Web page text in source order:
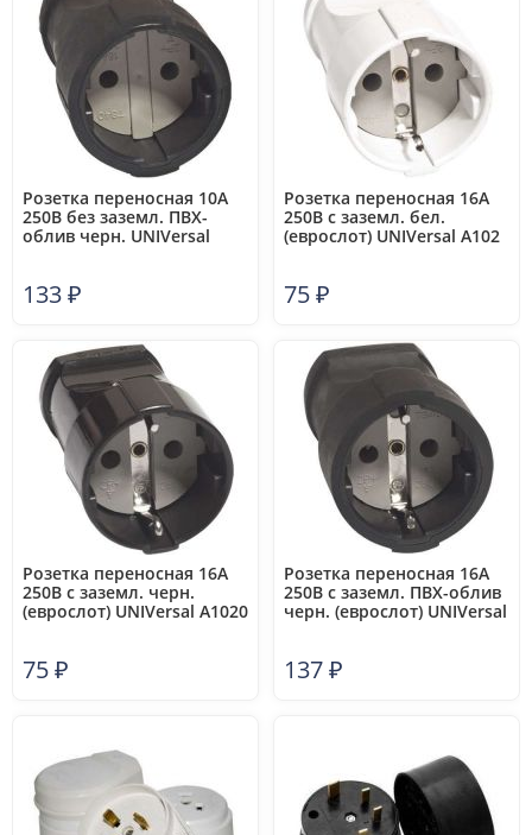
Розетка переносная 10А
250В без заземл. ПВХ-
облив черн. UNIVersal
133₽
Розетка переносная 16А
250В с заземл. бел.
(еврослот) UNIVersal А102
75₽
Розетка переносная 16А
250В с заземл. черн.
(еврослот) UNIVersal А1020
75₽
Розетка переносная 16А
250В с заземл. ПВХ-облив
черн. (еврослот) UNIVersal
137₽